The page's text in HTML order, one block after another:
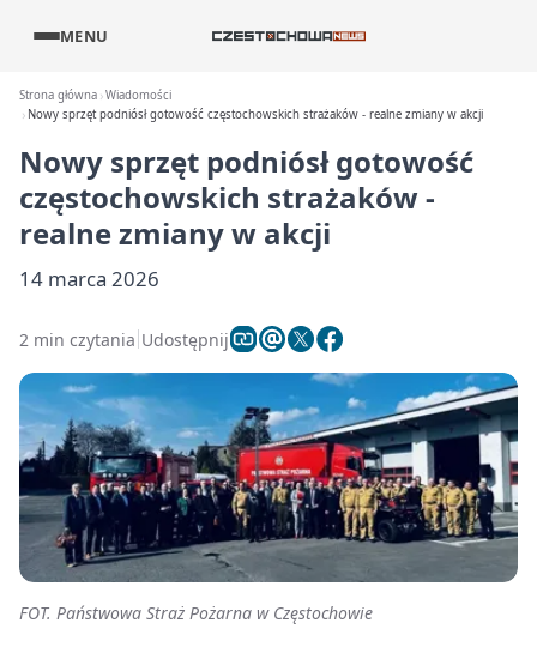
MENU
Strona główna Wiadomości
Nowy sprzęt podniósł gotowość częstochowskich strażaków - realne zmiany w akcji
Nowy sprzęt podniósł gotowość
częstochowskich strażaków -
realne zmiany w akcji
14 marca 2026
2 min czytania Udostępnij
FOT. Państwowa Straż Pożarna w Częstochowie